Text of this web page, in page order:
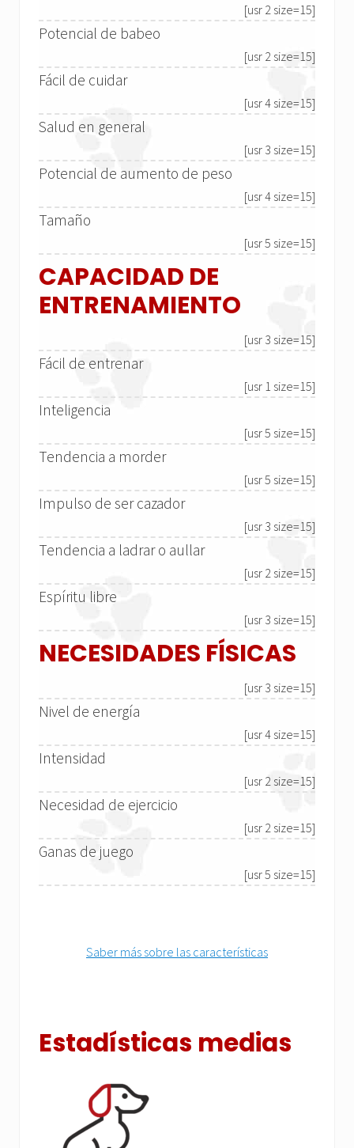
[usr 2 size=15]
Potencial de babeo
[usr 2 size=15]
Fácil de cuidar
[usr 4 size=15]
Salud en general
[usr 3 size=15]
Potencial de aumento de peso
[usr 4 size=15]
Tamaño
[usr 5 size=15]
CAPACIDAD DE
ENTRENAMIENTO
[usr 3 size=15]
Fácil de entrenar
[usr 1 size=15]
Inteligencia
[usr 5 size=15]
Tendencia a morder
[usr 5 size=15]
Impulso de ser cazador
[usr 3 size=15]
Tendencia a ladrar o aullar
[usr 2 size=15]
Espíritu libre
[usr 3 size=15]
NECESIDADES FÍSICAS
[usr 3 size=15]
Nivel de energía
[usr 4 size=15]
Intensidad
[usr 2 size=15]
Necesidad de ejercicio
[usr 2 size=15]
Ganas de juego
[usr 5 size=15]
Saber más sobre las características
Estadísticas medias